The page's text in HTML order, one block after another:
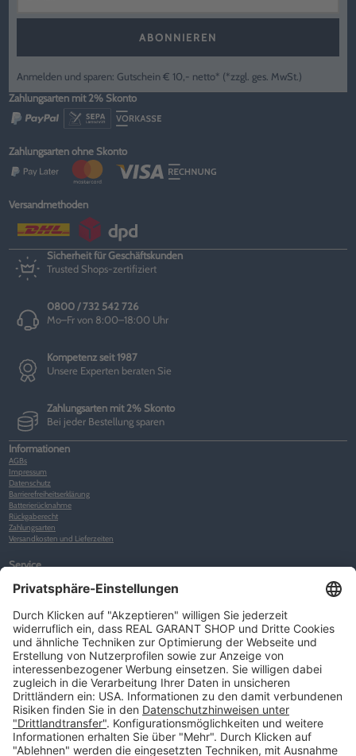
ABONNIEREN
Anmelden und sparen: Gutschein € 10,- netto* (*zzgl. ges. MwSt.)
Zahlungsarten mit 2% Skonto
Zahlungsarten ohne Skonto
Versandmethoden
Sicherheit für Geschäftskunden
Trusted Shops-zertifiziert
0800 / 732 542 726
Mo–Fr von 8:00–18:00 Uhr
Kompetenz seit 1987
Unsere Experten beraten Sie
Zahlungsarten mit 2% Skonto
Bei jeder Bestellung sparen
Informationen
AGBs
Impressum
Datenschutz
Barrierefreiheitserklärung
Batterierücknahme
Rückgaberecht
Zahlungsarten
Versandkosten und Lieferzeiten
Service
Warenkorb
Neues Kunden-Konto anlegen
Newsletter
Kontakt
FAQs
Über uns
Kategorien
Betriebsorganisation (52)
Schlüsselorganisation (140)
Reifenorganisation (35)
Werkstattorganisation (166)
Preisauszeichnung und Preisdisplays (35)
Formulare KFZ und Werkstatt (34)